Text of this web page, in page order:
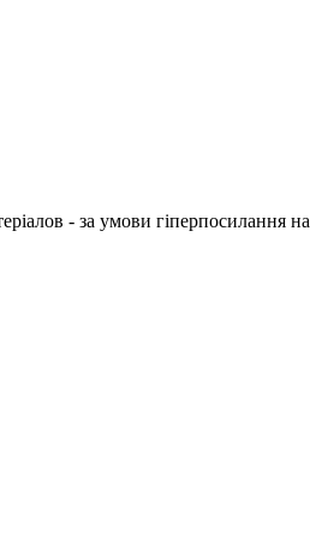
- за умови гіперпосилання на